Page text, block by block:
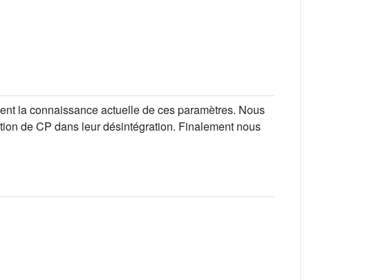
la connaissance actuelle de ces paramètres. Nous
de CP dans leur désintégration. Finalement nous